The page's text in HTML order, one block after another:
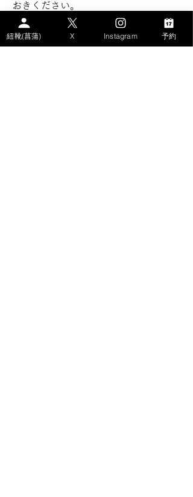
おきください。
掲載の同意を頂き掲載しております。
紐靴(菖蒲) X Instagram 予約